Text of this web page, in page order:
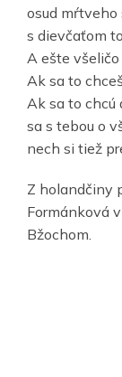
osud mŕtveho
s dievčaťom
A ešte všeličo
Ak sa to
Ak sa to chcú
sa s tebou o
nech si tiež
Z holandčiny
Formánková
Bžochom.